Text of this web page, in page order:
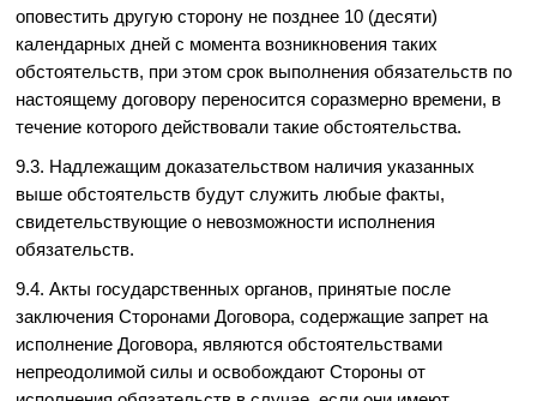
оповестить другую сторону не позднее 10 (десяти)
календарных дней с момента возникновения таких
обстоятельств, при этом срок выполнения обязательств по
настоящему договору переносится соразмерно времени, в
течение которого действовали такие обстоятельства.
9.3. Надлежащим доказательством наличия указанных
выше обстоятельств будут служить любые факты,
свидетельствующие о невозможности исполнения
обязательств.
9.4. Акты государственных органов, принятые после
заключения Сторонами Договора, содержащие запрет на
исполнение Договора, являются обстоятельствами
непреодолимой силы и освобождают Стороны от